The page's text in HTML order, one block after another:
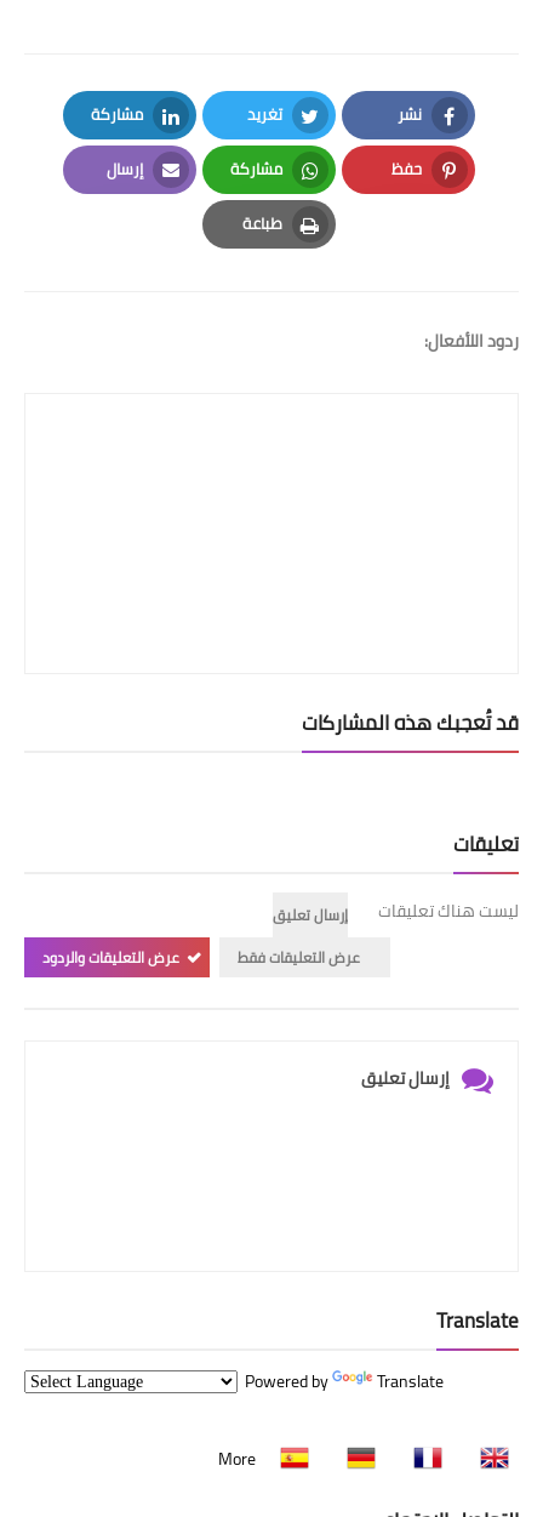
نشر
Facebook
تغريد
Twitter
مشاركة
LinkedIn
حفظ
Pinterest
مشاركة
Whatsapp
إرسال
Email
طباعة
Print
ردود اللأفعال:
قد تُعجبك هذه المشاركات
تعليقات
ليست هناك تعليقات
إرسال تعليق
عرض التعليقات فقط
عرض التعليقات والردود
إرسال تعليق
Translate
Powered by Translate
More